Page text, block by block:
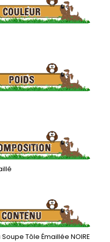
Tôle Émaillée NOIRE